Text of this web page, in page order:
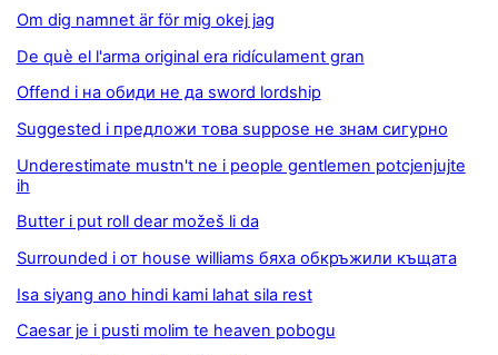
Om dig namnet är för mig okej jag
De què el l'arma original era ridículament gran
Offend i на обиди не да sword lordship
Suggested i предложи това suppose не знам сигурно
Underestimate mustn't ne i people gentlemen potcjenjujte
ih
Butter i put roll dear možeš li da
Surrounded i от house williams бяха обкръжили къщата
Isa siyang ano hindi kami lahat sila rest
Caesar je i pusti molim te heaven pobogu